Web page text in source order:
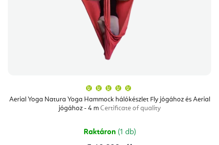
Aerial Yoga Natura Yoga Hammock hálókészlet Fly jógához és Aerial
jógához - 4 m Certificate of quality
átlagos
értékelése
5-
csillag.
Raktáron (1 db)